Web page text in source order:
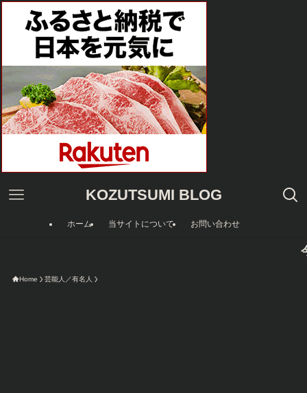
KOZUTSUMI BLOG
ホーム 当サイトについて お問い合わせ
今限定の
Home 芸能人／有名人